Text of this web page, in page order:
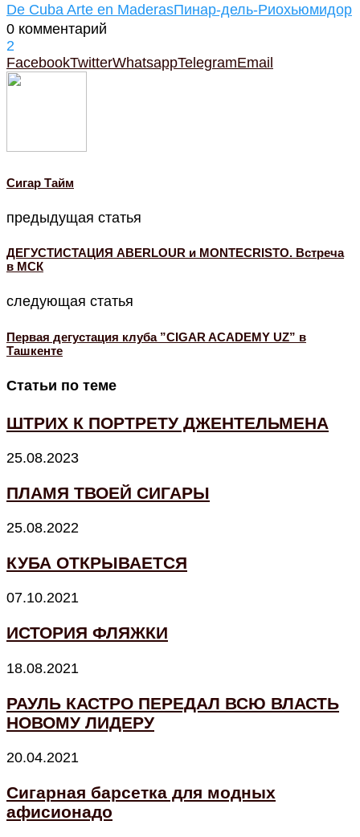
De Cuba Arte en MaderasПинар-дель-Риохьюмидор
0 комментарий
2
FacebookTwitterWhatsappTelegramEmail
Cигар Тайм
предыдущая статья
ДЕГУСТИСТАЦИЯ ABERLOUR и MONTECRISTO. Встреча
в МСК
следующая статья
Первая дегустация клуба ”CIGAR ACADEMY UZ” в
Ташкенте
Статьи по теме
ШТРИХ К ПОРТРЕТУ ДЖЕНТЕЛЬМЕНА
25.08.2023
ПЛАМЯ ТВОЕЙ СИГАРЫ
25.08.2022
КУБА ОТКРЫВАЕТСЯ
07.10.2021
ИСТОРИЯ ФЛЯЖКИ
18.08.2021
РАУЛЬ КАСТРО ПЕРЕДАЛ ВСЮ ВЛАСТЬ
НОВОМУ ЛИДЕРУ
20.04.2021
Сигарная барсетка для модных
афисионадо